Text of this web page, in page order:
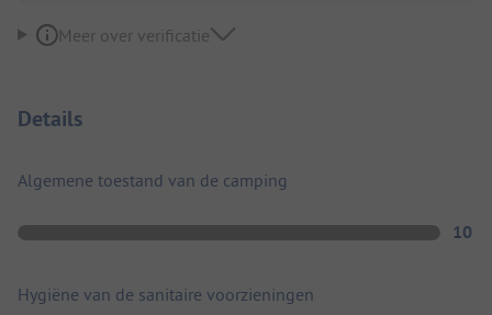
Meer over verificatie
Details
Algemene toestand van de camping
10
Hygiëne van de sanitaire voorzieningen